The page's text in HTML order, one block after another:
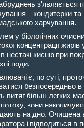
з'являється
– кондитерки
харчування.
у біологічних
концентрації жирів
нестачі кисню при
води.
є, по суті,
безпосередньо в
витяг більш легких
потоку, вони
на дно. Очищена
і відводиться в